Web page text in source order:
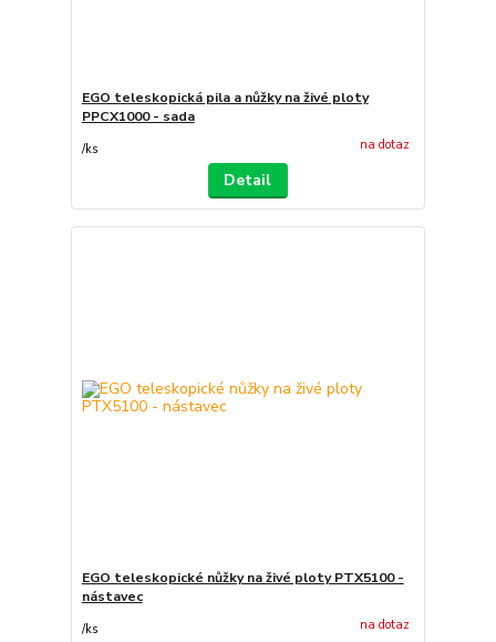
EGO teleskopická pila a nůžky na živé ploty
PPCX1000 - sada
/ks na dotaz
Detail
EGO teleskopické nůžky na živé ploty PTX5100 -
nástavec
/ks na dotaz